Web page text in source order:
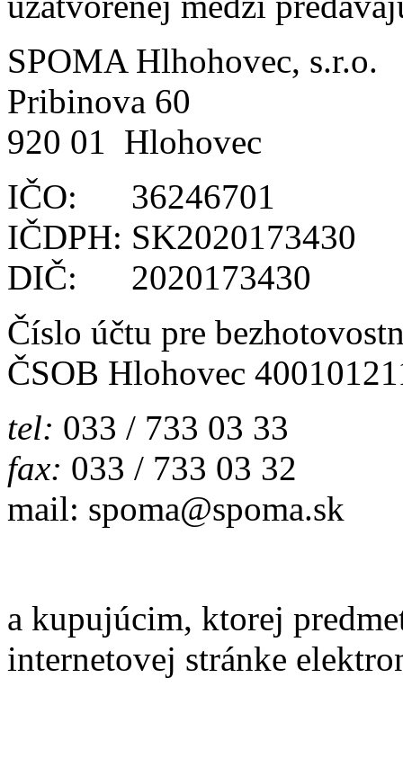
SPOMA Hlhohovec, s.r.o.
Pribinova 60
920 01 Hlohovec
IČO: 36246701
IČDPH: SK2020173430
DIČ: 2020173430
Číslo účtu pre
ČSOB Hlohovec
tel: 033 / 733 03 33
fax: 033 / 733 03 32
mail: spoma@spoma.sk
a kupujúcim, ktorej
internetovej stránke